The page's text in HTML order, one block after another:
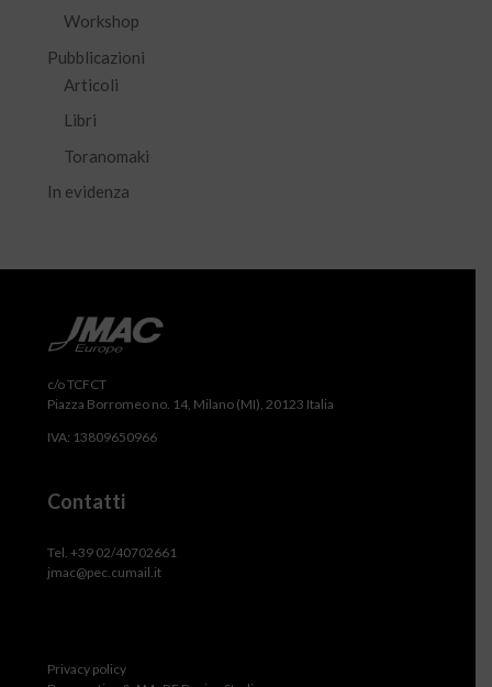
Workshop
Pubblicazioni
Articoli
Libri
Toranomaki
In evidenza
c/o TCFCT
Piazza Borromeo no. 14, Milano (MI), 20123 Italia
IVA: 13809650966
Contatti
Tel. +39 02/40702661
jmac@pec.cumail.it
Privacy policy